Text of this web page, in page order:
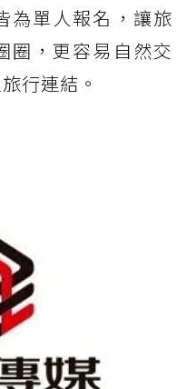
為單人報名，讓旅
圈，更容易自然交
行連結。